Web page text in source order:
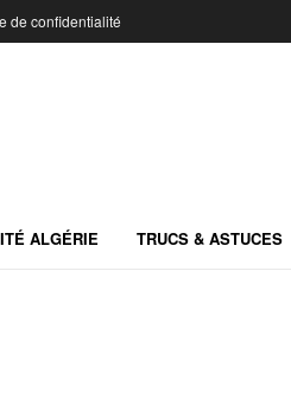
de confidentialité
ALGÉRIE TRUCS & ASTUCES